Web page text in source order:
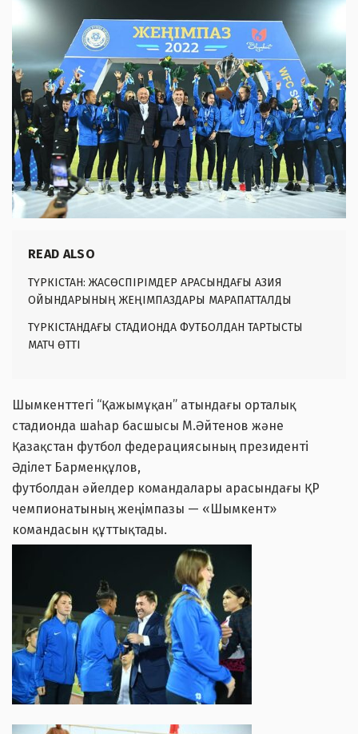
READ ALSO
ТҮРКІСТАН: ЖАСӨСПІРІМДЕР АРАСЫНДАҒЫ АЗИЯ
ОЙЫНДАРЫНЫҢ ЖЕҢІМПАЗДАРЫ МАРАПАТТАЛДЫ
ТҮРКІСТАНДАҒЫ СТАДИОНДА ФУТБОЛДАН ТАРТЫСТЫ
МАТЧ ӨТТІ
Шымкенттегі “Қажымұқан” атындағы орталық
стадионда шаһар басшысы М.Әйтенов және
Қазақстан футбол федерациясының президенті
Әділет Барменқұлов,
футболдан әйелдер командалары арасындағы ҚР
чемпионатының жеңімпазы — «Шымкент»
командасын құттықтады.